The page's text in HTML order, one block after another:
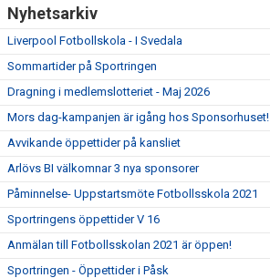
Nyhetsarkiv
Liverpool Fotbollskola - I Svedala
Sommartider på Sportringen
Dragning i medlemslotteriet - Maj 2026
Mors dag-kampanjen är igång hos Sponsorhuset!
Avvikande öppettider på kansliet
Arlövs BI välkomnar 3 nya sponsorer
Påminnelse- Uppstartsmöte Fotbollsskola 2021
Sportringens öppettider V 16
Anmälan till Fotbollsskolan 2021 är öppen!
Sportringen - Öppettider i Påsk